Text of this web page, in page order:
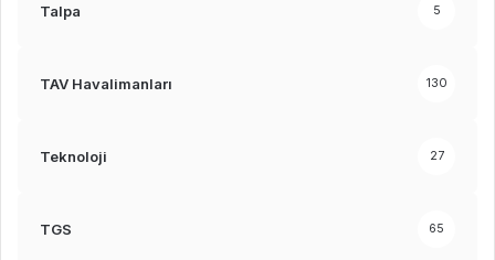
Talpa 5
TAV Havalimanları 130
Teknoloji 27
TGS 65